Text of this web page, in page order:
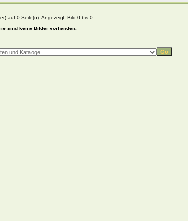
auf 0 Seite(n). Angezeigt: Bild 0 bis 0.
sind keine Bilder vorhanden.